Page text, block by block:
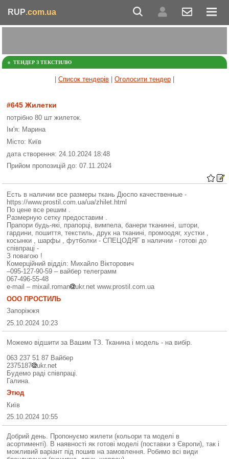
RUP.com.ua
ТЕНДЕР З ТЕКСТИЛЮ
Список тендерів Оголосити тендер
#645 Жилетки
потрібно 80 шт жилеток.
Ім'я: Марина
Місто: Київ
дата створення: 24.10.2024 18:48
Прийом пропозицій до: 07.11.2024
Есть в наличии все размеры ткань Дюспо качественные -
https://www.prostil.com.ua/ua/zhilet.html
По цене все решим .
Размерную сетку предоставим .
Прапори будь-які, прапорці, вимпела, банери тканинні, штори,
гардини, пошиття, текстиль, друк на тканині, промоодяг, хустки ,
косынки , шарфы , футболки - СПЕЦОДЯГ в наличии - готові до
співпраці -
З повагою !
Комерційний відділ: Михайло Вікторович
–095-127-90-59 – вайбер телеграмм
067-496-55-48
e-mail – mixail.roman
ukr.net www.prostil.com.ua
ООО ПРОСТИЛЬ
Запоріжжя
25.10.2024 10:23
Можемо відшити за Вашим ТЗ. Тканина і модель - на вибір.
063 237 51 87 Вайбер
2375187
ukr.net
Будемо раді співпраці.
Галина.
Этюд
Київ
25.10.2024 10:55
Добрий день. Пропонуємо жилети (кольори та моделі в
асортименті). В наявності як готові моделі (поставки з Європи), так і
можливий варіант під пошив на замовлення. Робимо всі види